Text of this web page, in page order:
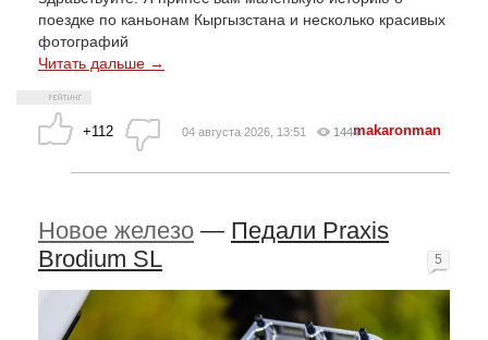
поездке по каньонам Кыргызстана и несколько красивых
фотографий
Читать дальше →
+112 04 августа 2026, 13:51 1444makaronman
Новое железо — Педали Praxis
Brodium SL
5